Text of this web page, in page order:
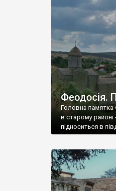
Феодосія.
Головна памятка
в старому районі
підноситься в